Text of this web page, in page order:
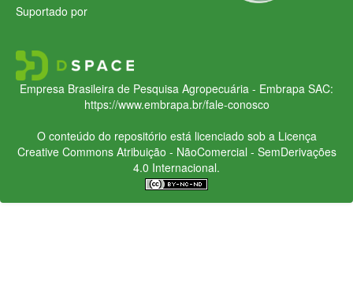
Suportado por
Empresa Brasileira de Pesquisa Agropecuária - Embrapa SAC:
https://www.embrapa.br/fale-conosco
O conteúdo do repositório está licenciado sob a Licença
Creative CommonsAtribuição - NãoComercial - SemDerivações
4.0 Internacional.